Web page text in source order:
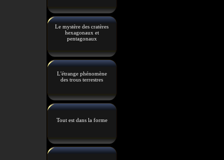
Le mystère des cratères
hexagonaux et
pentagonaux
L'étrange phénomène
des trous terrestres
Tout est dans la forme